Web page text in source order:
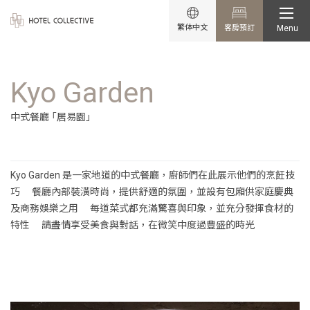
繁体中文 客房預訂 Menu
Kyo Garden
中式餐廳 「居易園」
Kyo Garden 是一家地道的中式餐廳，廚師們在此展示他們的烹飪技
巧 餐廳內部裝潢時尚，提供舒適的氛圍，並設有包廂供家庭慶典
及商務娛樂之用 每道菜式都充滿驚喜與印象，並充分發揮食材的
特性 請盡情享受美食與對話，在微笑中度過豐盛的時光